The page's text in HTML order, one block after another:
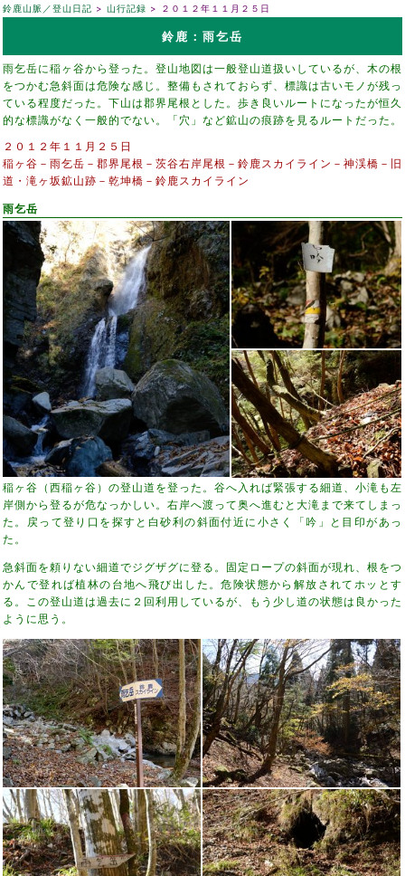
鈴鹿山脈／登山日記 山行記録 ２０１２年１１月２５日
鈴鹿：雨乞岳
雨乞岳に稲ヶ谷から登った。登山地図は一般登山道扱いしているが、木の根
をつかむ急斜面は危険な感じ。整備もされておらず、標識は古いモノが残っ
ている程度だった。下山は郡界尾根とした。歩き良いルートになったが恒久
的な標識がなく一般的でない。「穴」など鉱山の痕跡を見るルートだった。
２０１２年１１月２５日
稲ヶ谷－雨乞岳－郡界尾根－茨谷右岸尾根－鈴鹿スカイライン－神渓橋－旧
道・滝ヶ坂鉱山跡－乾坤橋－鈴鹿スカイライン
雨乞岳
稲ヶ谷（西稲ヶ谷）の登山道を登った。谷へ入れば緊張する細道、小滝も左
岸側から登るが危なっかしい。右岸へ渡って奥へ進むと大滝まで来てしまっ
た。戻って登り口を探すと白砂利の斜面付近に小さく「吟」と目印があっ
た。
急斜面を頼りない細道でジグザグに登る。固定ロープの斜面が現れ、根をつ
かんで登れば植林の台地へ飛び出した。危険状態から解放されてホッとす
る。この登山道は過去に２回利用しているが、もう少し道の状態は良かった
ように思う。